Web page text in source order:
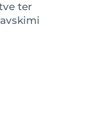
ter